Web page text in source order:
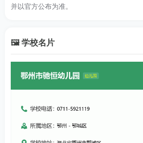
并以官方公布为准。
🖼️ 学校名片